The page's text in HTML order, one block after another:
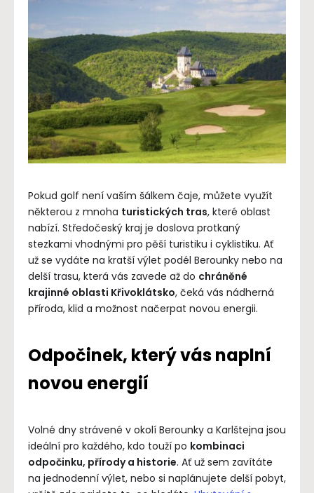
Pokud golf není vaším šálkem čaje, můžete využít
některou z mnoha turistických tras, které oblast
nabízí. Středočeský kraj je doslova protkaný
stezkami vhodnými pro pěší turistiku i cyklistiku. Ať
už se vydáte na kratší výlet podél Berounky nebo na
delší trasu, která vás zavede až do chráněné
krajinné oblasti Křivoklátsko, čeká vás nádherná
příroda, klid a možnost načerpat novou energii.
Odpočinek, který vás naplní
novou energií
Volné dny strávené v okolí Berounky a Karlštejna jsou
ideální pro každého, kdo touží po kombinaci
odpočinku, přírody a historie. Ať už sem zavítáte
na jednodenní výlet, nebo si naplánujete delší pobyt,